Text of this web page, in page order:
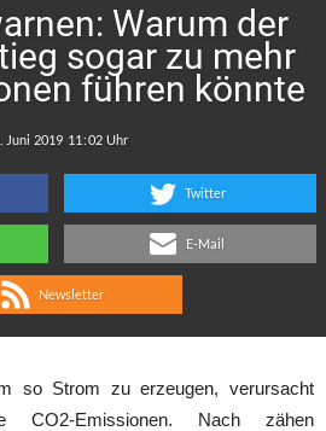
Warum der
sogar zu mehr
führen könnte
:
Twitter
E-Mail
Newsletter
so Strom zu erzeugen, verursacht
CO2-Emissionen. Nach zähen